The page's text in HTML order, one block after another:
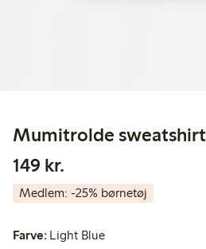
Mumitrolde sweatshirt
149 kr.
Medlem: -25% børnetøj
Farve: Light Blue